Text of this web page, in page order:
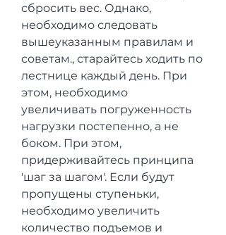
сбросить вес. Однако,
необходимо следовать
вышеуказанным правилам и
советам., старайтесь ходить по
лестнице каждый день. При
этом, необходимо
увеличивать погруженность
нагрузки постепенно, а не
боком. При этом,
придерживайтесь принципа
'шаг за шагом'. Если будут
пропущены ступеньки,
необходимо увеличить
количество подъемов и